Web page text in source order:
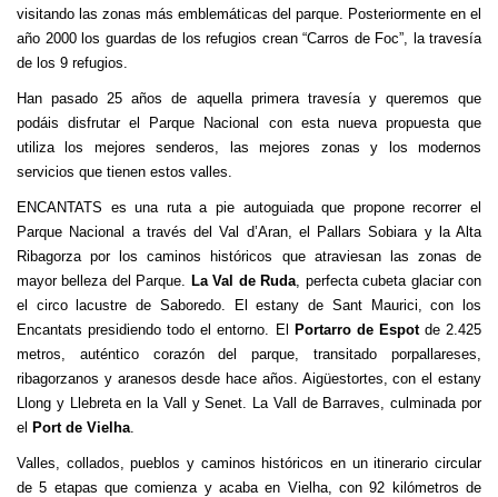
visitando las zonas más emblemáticas del parque. Posteriormente en el
año 2000 los guardas de los refugios crean “Carros de Foc”, la travesía
de los 9 refugios.
Han pasado 25 años de aquella primera travesía y queremos que
podáis disfrutar el Parque Nacional con esta nueva propuesta que
utiliza los mejores senderos, las mejores zonas y los modernos
servicios que tienen estos valles.
ENCANTATS es una ruta a pie autoguiada que propone recorrer el
Parque Nacional a través del Val d’Aran, el Pallars Sobiara y la Alta
Ribagorza por los caminos históricos que atraviesan las zonas de
mayor belleza del Parque. La Val de Ruda, perfecta cubeta glaciar con
el circo lacustre de Saboredo. El estany de Sant Maurici, con los
Encantats presidiendo todo el entorno. El
Portarro de Espotde 2.425
metros, auténtico corazón del parque, transitado porpallareses,
ribagorzanos y aranesos desde hace años. Aigüestortes, con el estany
Llong y Llebreta en la Vall y Senet. La Vall de Barraves, culminada por
el Port de Vielha.
Valles, collados, pueblos y caminos históricos en un itinerario circular
de 5 etapas que comienza y acaba en Vielha, con 92 kilómetros de